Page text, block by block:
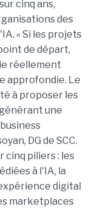
cinq ans,
des
« Si les projets
de départ,
réellement
approfondie. Le
à proposer les
une
DG de SCC.
cinq piliers : les
à l'IA, la
digital
marketplaces